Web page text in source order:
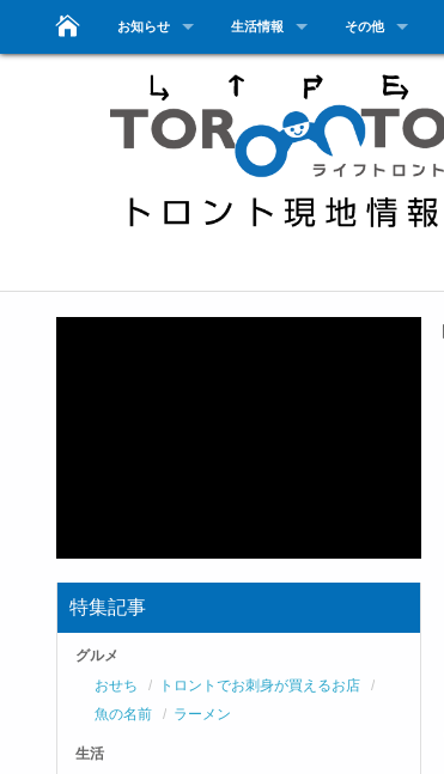
お知らせ 生活情報 その他
特集記事
グルメ
おせち
トロントでお刺身が買えるお店
魚の名前
ラーメン
生活